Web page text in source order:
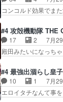
帰ることに・ベリル
のスマホを買いに
U-NEXTで視聴しま
見始めてたけどなん
開ぶち込んでくるじ
雑。食事とか隼人が
コンコルド効果で
グを更新しました!!
にはいかないね笑や
ニャに不都合なこ
語った家族を失っ
油を注ぐターニャの
ならお前たちが前線
じゃない？戦争がメ
#4 攻殻機動隊 THE
17 2
7月
殿田みたいになっ
見た目もうただのロ
汗拭きそりゃいやだ
スの元となった回
ンクやジェイムス
#4 最強出涸らし皇
10 1
7月
エロイタチなんて